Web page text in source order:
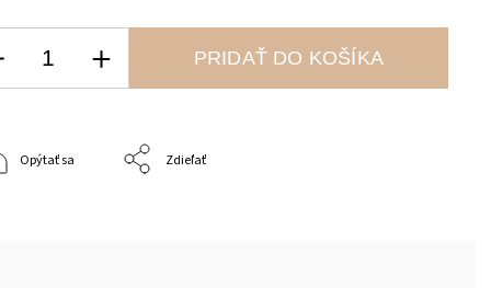
PRIDAŤ DO KOŠÍKA
Opýtať sa Zdieľať